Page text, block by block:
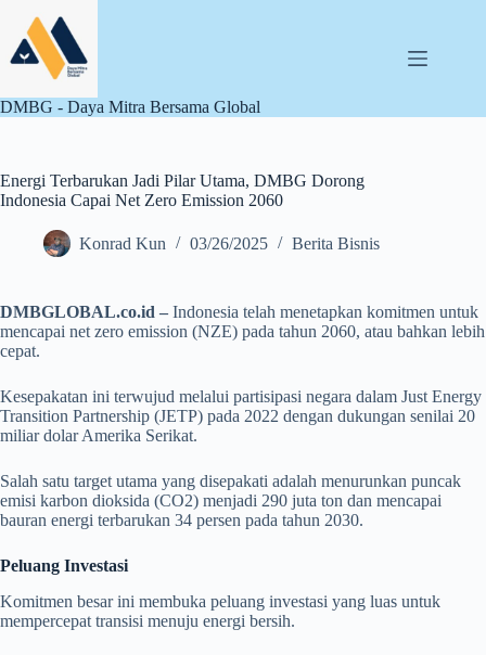
content
DMBG - Daya Mitra Bersama Global
Energi Terbarukan Jadi Pilar Utama, DMBG Dorong
Indonesia Capai Net Zero Emission 2060
Konrad Kun 03/26/2025 Berita Bisnis
DMBGLOBAL.co.id – Indonesia telah menetapkan komitmen untuk
mencapai net zero emission (NZE) pada tahun 2060, atau bahkan lebih
cepat.
Kesepakatan ini terwujud melalui partisipasi negara dalam Just Energy
Transition Partnership (JETP) pada 2022 dengan dukungan senilai 20
miliar dolar Amerika Serikat.
Salah satu target utama yang disepakati adalah menurunkan puncak
emisi karbon dioksida (CO2) menjadi 290 juta ton dan mencapai
bauran energi terbarukan 34 persen pada tahun 2030.
Peluang Investasi
Komitmen besar ini membuka peluang investasi yang luas untuk
mempercepat transisi menuju energi bersih.